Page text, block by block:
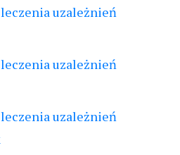
uzależnień
uzależnień
uzależnień